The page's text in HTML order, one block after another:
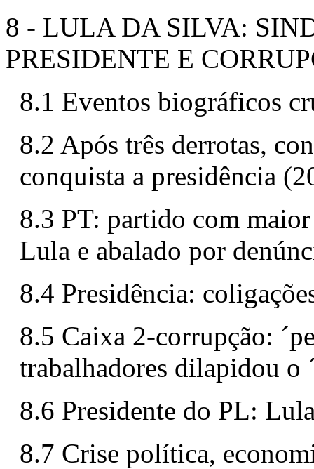
8 - LULA DA SILVA:
PRESIDENTE E
8.1 Eventos biográficos
8.2 Após três derrotas,
conquista a presidência
8.3 PT: partido com
Lula e abalado por
8.4 Presidência:
8.5 Caixa 2-corrupção:
trabalhadores dilapidou o
8.6 Presidente do PL:
8.7 Crise política,